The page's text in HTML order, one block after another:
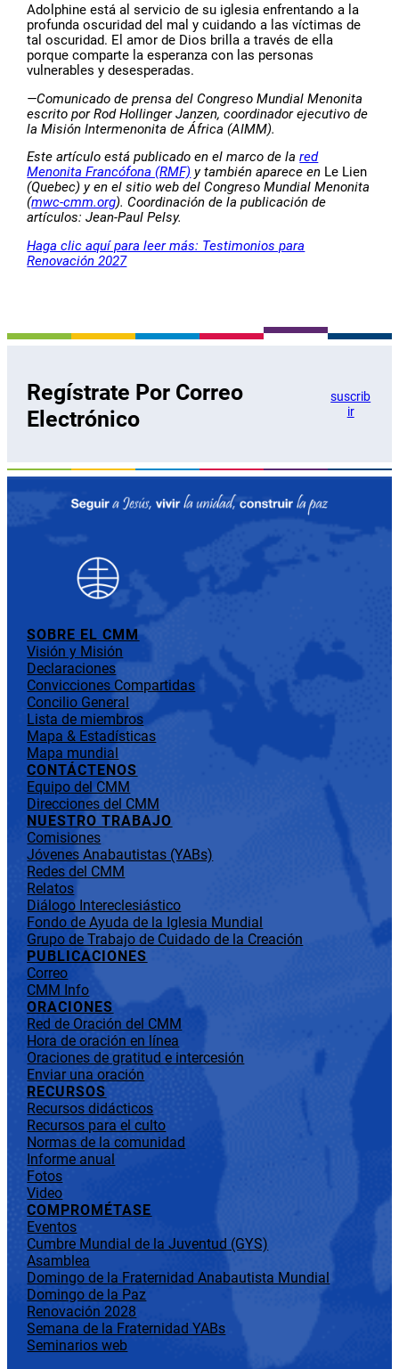
Adolphine está al servicio de su iglesia enfrentando a la
profunda oscuridad del mal y cuidando a las víctimas de
tal oscuridad. El amor de Dios brilla a través de ella
porque comparte la esperanza con las personas
vulnerables y desesperadas.
—Comunicado de prensa del Congreso Mundial Menonita
escrito por Rod Hollinger Janzen, coordinador ejecutivo de
la Misión Intermenonita de África (AIMM).
Este artículo está publicado en el marco de lared
Menonita Francófona (RMF) y también aparece en Le Lien
(Quebec) y en el sitio web del Congreso Mundial Menonita
(mwc-cmm.org). Coordinación de la publicación de
artículos: Jean-Paul Pelsy.
Haga clic aquí para leer más: Testimonios para
Renovación 2027
Regístrate Por Correo
Electrónico
suscrib
ir
SOBRE EL CMM
Visión y Misión
Declaraciones
Convicciones Compartidas
Concilio General
Lista de miembros
Mapa & Estadísticas
Mapa mundial
CONTÁCTENOS
Equipo del CMM
Direcciones del CMM
NUESTRO TRABAJO
Comisiones
Jóvenes Anabautistas (YABs)
Redes del CMM
Relatos
Diálogo Intereclesiástico
Fondo de Ayuda de la Iglesia Mundial
Grupo de Trabajo de Cuidado de la Creación
PUBLICACIONES
Correo
CMM Info
ORACIONES
Red de Oración del CMM
Hora de oración en línea
Oraciones de gratitud e intercesión
Enviar una oración
RECURSOS
Recursos didácticos
Recursos para el culto
Normas de la comunidad
Informe anual
Fotos
Video
COMPROMÉTASE
Eventos
Cumbre Mundial de la Juventud (GYS)
Asamblea
Domingo de la Fraternidad Anabautista Mundial
Domingo de la Paz
Renovación 2028
Semana de la Fraternidad YABs
Seminarios web